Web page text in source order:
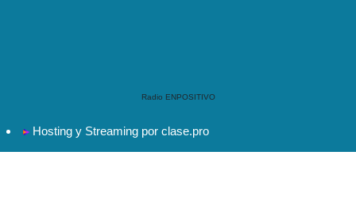
Radio ENPOSITIVO
Hosting y Streaming por clase.pro